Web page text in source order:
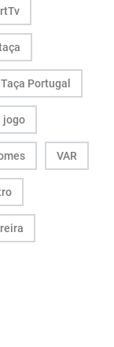
Taça Portugal
jogo
VAR